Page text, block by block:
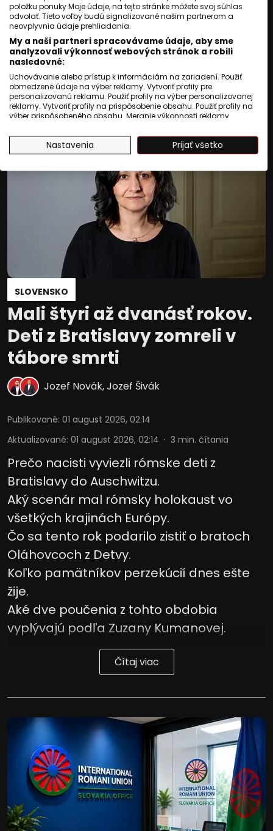
Aktualizované:03 august 2026, 09:49
Druhého augusta si pripomenieme Pamätný deň
rómskeho holokaustu
Read More
SLOVENSKO
Mali štyri až dvanásť rokov.
Deti z Bratislavy zomreli v
tábore smrti
Jozef Novák,Jozef Šivák
Publikované: 01 august 2026, 02:14
Aktualizované: 01 august 2026, 02:14 3 min. čítania
Prečo nacisti vyviezli rómske deti z
Bratislavy do Auschwitzu.
Aký scenár mal rómsky holokaust vo
všetkých krajinách Európy.
Čo sa tento rok podarilo zistiť o bratoch
Oláhovcoch z Detvy.
Koľko pamätníkov perzekúcií dnes ešte
žije.
Aké dve poučenia z tohto obdobia
vyplývajú podľa Zuzany Kumanovej.
Čítaj viac
položku ponuky Moje údaje, na tejto stránke môžete svoj súhlas
odvolať. Tieto voľby budú signalizované našim partnerom a
neovplyvnia údaje prehliadania.
My a naši partneri spracovávame údaje, aby sme
analyzovali výkonnosť webových stránok a robili
nasledovné:
Uchovávanie alebo prístup k informáciám na zariadení. Použiť
obmedzené údaje na výber reklamy. Vytvoriť profily pre
personalizovanú reklamu. Použiť profily na výber personalizovanej
reklamy. Vytvoriť profily na prispôsobenie obsahu. Použiť profily na
výber prispôsobeného obsahu. Meranie výkonnosti reklamy.
štatistík alebo spájania údajov z rôznych zdrojov. Vývoj a
zlepšovanie služieb. Použitie obmedzených údajov na výber
obsahu.
USA.
Váš súhlas a zásady používania cookie sa vzťahujú výlučne na
túto webovú stránku/aplikáciu.
Zobraziť zoznam partnerov (1009 predajcovia IAB)
Vaše údaje používame na nasledujúce účely:
Účely spracovania IAB:
Uchovávanie alebo prístup k
informáciám na zariadení
Použiť obmedzené údaje na výber
reklamy
Vytvoriť profily pre personalizovanú
reklamu
reklamy
obsahu
Použiť profily na výber prispôsobeného
Meranie výkonnosti reklamy
Meranie výkonnosti obsahu
Pochopiť cieľové skupiny na základe
štatistík alebo spájania údajov z
rôznych zdrojov
Vývoj a zlepšovanie služieb
Použitie obmedzených údajov na výber
obsahu
Špeciálne funkcie IAB:
Používanie presných údajov o
Potrebný
Výkon
Funkčné
Reklama
Nastavenia Prijať všetko